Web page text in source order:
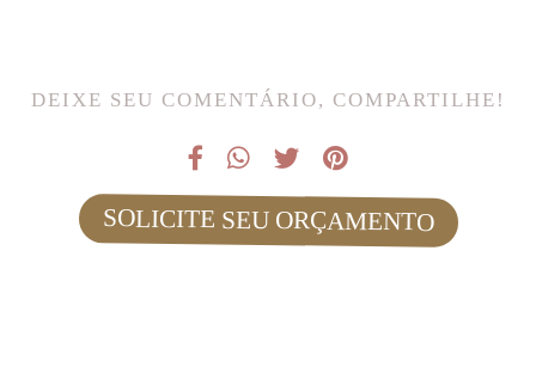
DEIXE SEU COMENTÁRIO, COMPARTILHE!
SOLICITE SEU ORÇAMENTO